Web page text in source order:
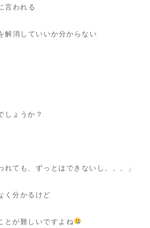
言われる
解消していいか分からない
しょうか？
れても、ずっとはできないし、、、」
く分かるけど
とが難しいですよね